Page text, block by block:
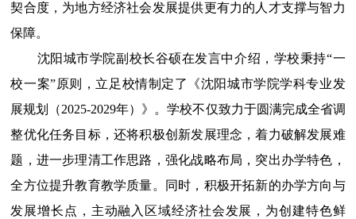
契合度，为地方经济社会发展提供更有力的人才支撑与智力
保障。
沈阳城市学院副校长谷硕在发言中介绍，学校秉持“一
校一案”原则，立足校情制定了《沈阳城市学院学科专业发
展规划（2025-2029年）》。学校不仅致力于圆满完成全省调
整优化任务目标，还将积极创新发展理念，着力破解发展难
题，进一步理清工作思路，强化战略布局，突出办学特色，
全方位提升教育教学质量。同时，积极开拓新的办学方向与
发展增长点，主动融入区域经济社会发展，为创建特色鲜